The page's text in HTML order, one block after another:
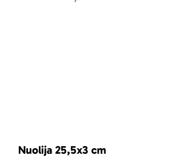
Nuolija 25,5x3 cm